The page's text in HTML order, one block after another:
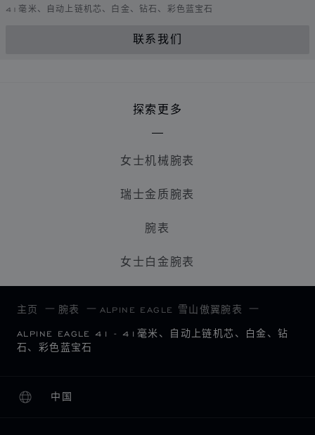
41毫米、自动上链机芯、白金、钻石、彩色蓝宝石
联系我们
探索更多
女士机械腕表
瑞士金质腕表
腕表
女士白金腕表
主页 腕表 ALPINE EAGLE 雪山傲翼腕表
ALPINE EAGLE 41 - 41毫米、自动上链机芯、白金、钻
石、彩色蓝宝石
中国
本地化（更改国家/地区）
更改国家/地区